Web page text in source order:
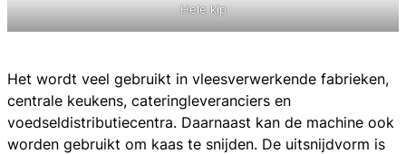
Hele kip
Het wordt veel gebruikt in vleesverwerkende fabrieken,
centrale keukens, cateringleveranciers en
voedseldistributiecentra. Daarnaast kan de machine ook
worden gebruikt om kaas te snijden. De uitsnijdvorm is